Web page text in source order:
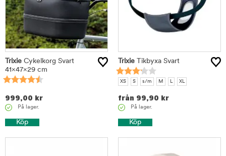
Trixie Cykelkorg Svart
41×47×29 cm
999,00 kr
På lager.
Köp
Trixie Tikbyxa Svart
XS S s/m M L XL
från 99,90 kr
På lager.
Köp